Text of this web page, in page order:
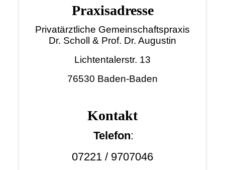
Praxisadresse
Privatärztliche Gemeinschaftspraxis
Dr. Scholl & Prof. Dr. Augustin
Lichtentalerstr. 13
76530 Baden-Baden
Kontakt
Telefon:
07221 / 9707046